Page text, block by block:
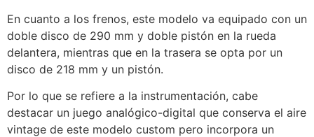
En cuanto a los frenos, este modelo va equipado con un
doble disco de 290 mm y doble pistón en la rueda
delantera, mientras que en la trasera se opta por un
disco de 218 mm y un pistón.
Por lo que se refiere a la instrumentación, cabe
destacar un juego analógico-digital que conserva el aire
vintage de este modelo custom pero incorpora un